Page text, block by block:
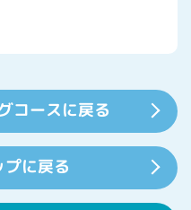
コースに戻る
に戻る